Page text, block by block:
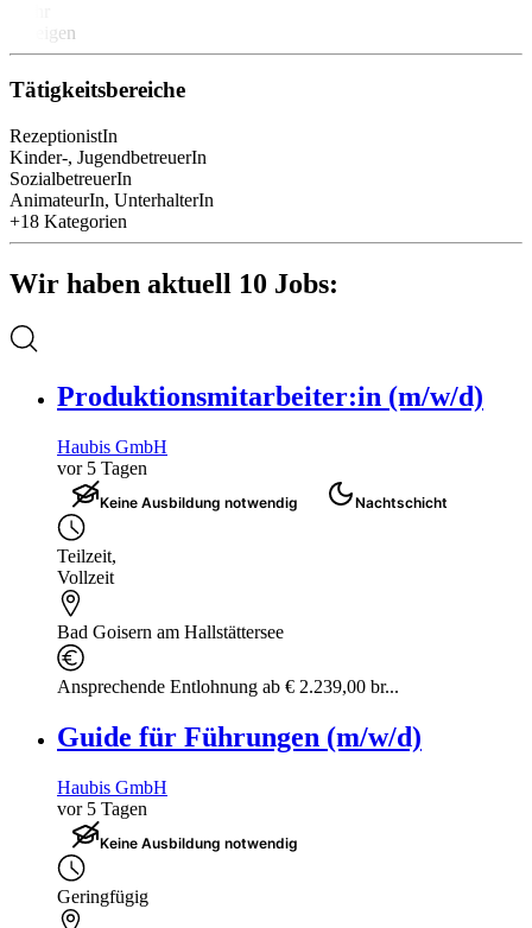
anzeigen
Tätigkeitsbereiche
RezeptionistIn
Kinder-, JugendbetreuerIn
SozialbetreuerIn
AnimateurIn, UnterhalterIn
+18 Kategorien
Wir haben aktuell 10 Jobs:
Produktionsmitarbeiter:in (m/w/d)
Haubis GmbH
vor 5 Tagen
Keine Ausbildung notwendig Nachtschicht
Teilzeit,
Vollzeit
Bad Goisern am Hallstättersee
Ansprechende Entlohnung ab € 2.239,00 br...
Guide für Führungen (m/w/d)
Haubis GmbH
vor 5 Tagen
Keine Ausbildung notwendig
Geringfügig